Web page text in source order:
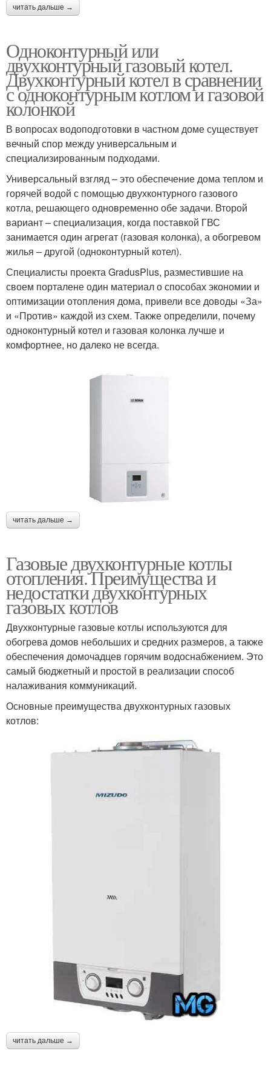
читать дальше →
Одноконтурный или
двухконтурный газовый котел.
Двухконтурный котел в сравнении
с одноконтурным котлом и газовой
колонкой
В вопросах водоподготовки в частном доме существует
вечный спор между универсальным и
специализированным подходами.
Универсальный взгляд – это обеспечение дома теплом и
горячей водой с помощью двухконтурного газового
котла, решающего одновременно обе задачи. Второй
вариант – специализация, когда поставкой ГВС
занимается один агрегат (газовая колонка), а обогревом
жилья – другой (одноконтурный котел).
Специалисты проекта GradusPlus, разместившие на
своем порталене один материал о способах экономии и
оптимизации отопления дома, привели все доводы «За»
и «Против» каждой из схем. Также определили, почему
одноконтурный котел и газовая колонка лучше и
комфортнее, но далеко не всегда.
читать дальше →
Газовые двухконтурные котлы
отопления. Преимущества и
недостатки двухконтурных
газовых котлов
Двухконтурные газовые котлы используются для
обогрева домов небольших и средних размеров, а также
обеспечения домочадцев горячим водоснабжением. Это
самый бюджетный и простой в реализации способ
налаживания коммуникаций.
Основные преимущества двухконтурных газовых
котлов:
читать дальше →